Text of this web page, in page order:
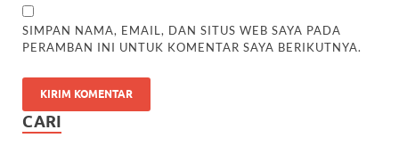
SIMPAN NAMA, EMAIL, DAN SITUS WEB SAYA PADA
PERAMBAN INI UNTUK KOMENTAR SAYA BERIKUTNYA.
CARI